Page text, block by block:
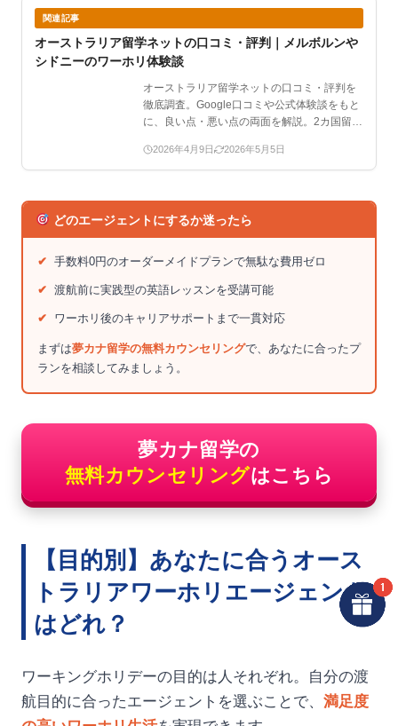
関連記事
オーストラリア留学ネットの口コミ・評判｜メルボルンや
シドニーのワーホリ体験談
オーストラリア留学ネットの口コミ・評判を
徹底調査。Google口コミや公式体験談をもと
に、良い点・悪い点の両面を解説。2カ国留
2026年4月9日 2026年5月5日
どのエージェントにするか迷ったら
✔ 手数料0円のオーダーメイドプランで無駄な費用ゼロ
✔ 渡航前に実践型の英語レッスンを受講可能
✔ ワーホリ後のキャリアサポートまで一貫対応
まずは夢カナ留学の無料カウンセリングで、あなたに合ったプ
ランを相談してみましょう。
夢カナ留学の
無料カウンセリングはこちら
【目的別】あなたに合うオース
トラリアワーホリエージェント
はどれ？
ワーキングホリデーの目的は人それぞれ。自分の渡
航目的に合ったエージェントを選ぶことで、 満足度